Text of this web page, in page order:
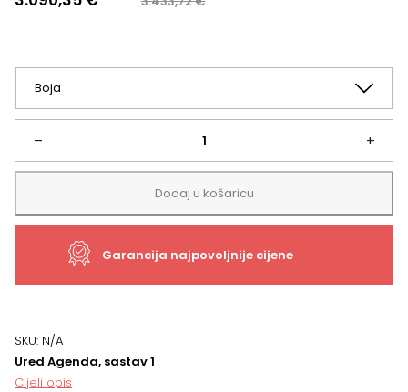
je:
3.433,72 €.
3.090,35 €.
–
Ured
Agenda
VIŠE
1
količina
+
Dodaj u košaricu
Garancija najpovoljnije cijene
SKU: N/A
Ured Agenda, sastav 1
Cijeli opis